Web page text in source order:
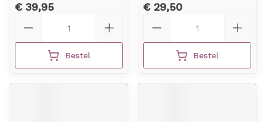
€ 39,95
Bestel
€ 29,50
Bestel